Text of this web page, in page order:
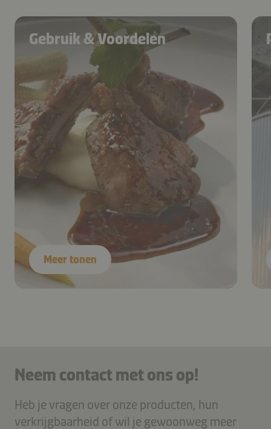
Gebruik & Voordelen
Meer tonen
Neem contact met ons op!
Heb je vragen over onze producten, hun
verkrijgbaarheid of wil je gewoonweg meer